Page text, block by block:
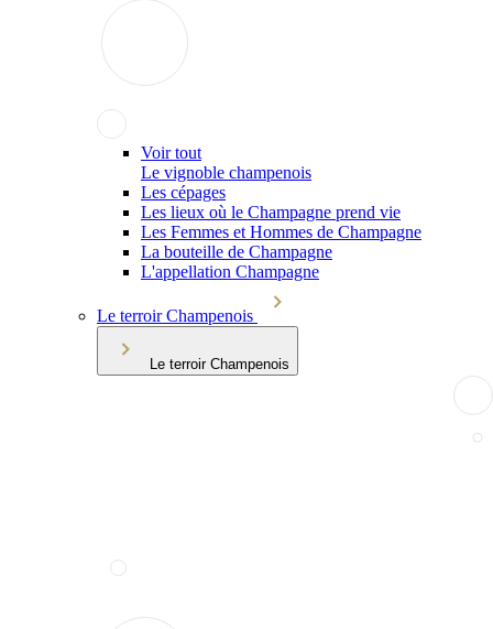
Voir tout
Le vignoble champenois
Les cépages
Les lieux où le Champagne prend vie
Les Femmes et Hommes de Champagne
La bouteille de Champagne
L'appellation Champagne
Le terroir Champenois
Le terroir Champenois